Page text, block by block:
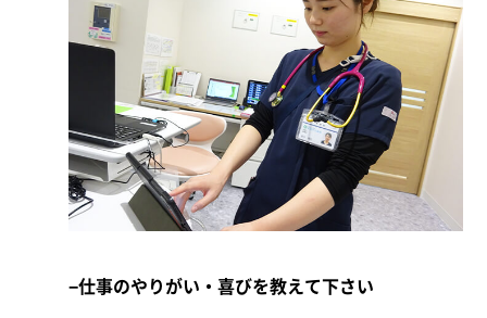
仕事のやりがい・喜びを教えて下さい